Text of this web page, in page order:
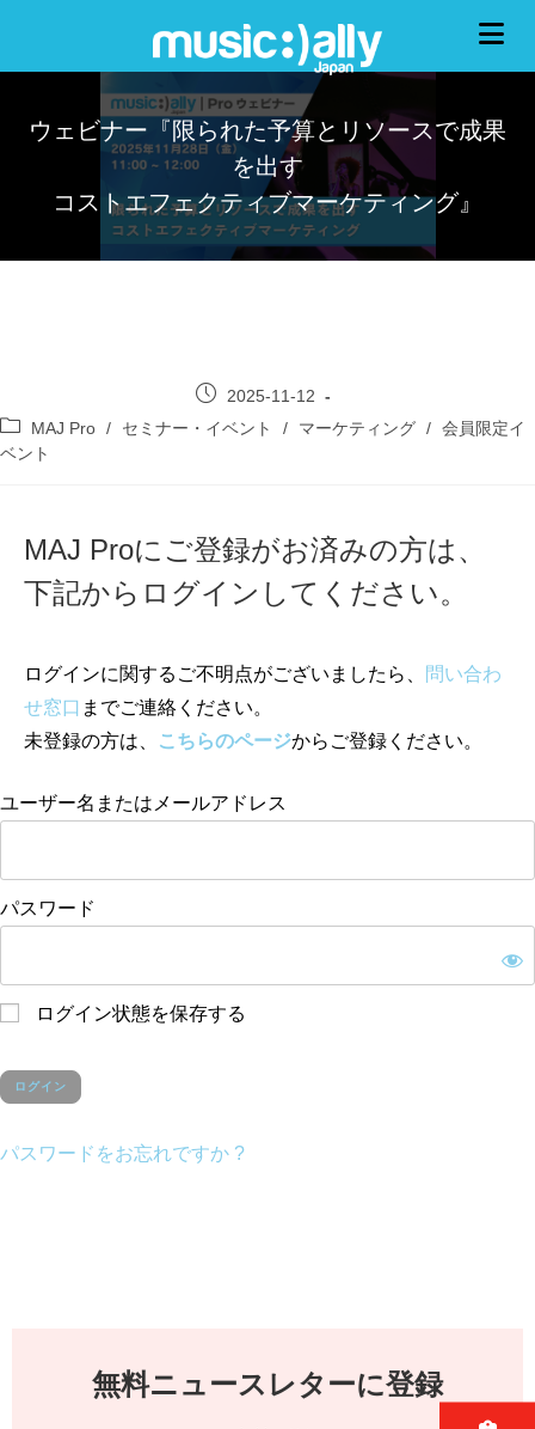
ウェビナー『限られた予算とリソースで成果
を出す
コストエフェクティブマーケティング』
2025-11-12
MAJ Pro / セミナー・イベント / マーケティング / 会員限定イ
ベント
MAJ Proにご登録がお済みの方は、
下記からログインしてください。
ログインに関するご不明点がございましたら、
問い合わ
せ窓口 までご連絡ください。
未登録の方は、
こちらのページからご登録ください。
ユーザー名またはメールアドレス
パスワード
ログイン状態を保存する
パスワードをお忘れですか ?
無料ニュースレターに登録